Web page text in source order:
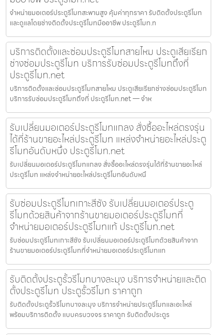
จำหน่ายมอเตอร์ประตูรีโมทสะพานสูง คุ้มค่าทุกราคา รับติดตั้งประตูรีโมท
และดูแลโดยช่างติดตั้งประตูรีโมทมืออาชีพ ประตูรีโมท.n
บริการติดตั้งและซ่อมประตูรีโมทสายไหม ประตูเสียเรียก
ช่างซ่อมประตูรีโมท บริการรับซ่อมประตูรีโมทถึงที่
ประตูรีโมท.net
บริการติดตั้งและซ่อมประตูรีโมทสายไหม ประตูเสียเรียกช่างซ่อมประตูรีโมท
บริการรับซ่อมประตูรีโมทถึงที่ ประตูรีโมท.net — จำห
รับเปลี่ยนมอเตอร์ประตูรีโมทแกลง สั่งซื้ออะไหล่ตรงรุ่น
ได้ที่ร้านขายอะไหล่ประตูรีโมท แหล่งจำหน่ายอะไหล่ประตู
รีโมทอันดับหนึ่ง ประตูรีโมท.net
รับเปลี่ยนมอเตอร์ประตูรีโมทแกลง สั่งซื้ออะไหล่ตรงรุ่นได้ที่ร้านขายอะไหล่
ประตูรีโมท แหล่งจำหน่ายอะไหล่ประตูรีโมทอันดับหนึ
รับซ่อมประตูรีโมทเกาะสีชัง รับเปลี่ยนมอเตอร์ประตู
รีโมทด้วยสินค้าจากร้านขายมอเตอร์ประตูรีโมทที่
จำหน่ายมอเตอร์ประตูรีโมทแท้ ประตูรีโมท.net
รับซ่อมประตูรีโมทเกาะสีชัง รับเปลี่ยนมอเตอร์ประตูรีโมทด้วยสินค้าจาก
ร้านขายมอเตอร์ประตูรีโมทที่จำหน่ายมอเตอร์ประตูรีโมทแท
รับติดตั้งประตูรั้วรีโมทบางละมุง บริการจำหน่ายและติด
ตั้งประตูรีโมท ประตูรั้วรีโมท ราคาถูก
รับติดตั้งประตูรั้วรีโมทบางละมุง บริการจำหน่ายประตูรีโมทและอะไหล่
พร้อมบริการติดตั้ง แบบครบวงจร ราคาถูก รับติดตั้งประตูร